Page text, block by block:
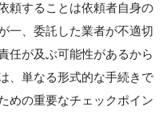
頼することは依頼者自身の
一、委託した業者が不適切
任が及ぶ可能性があるから
、単なる形式的な手続きで
めの重要なチェックポイン